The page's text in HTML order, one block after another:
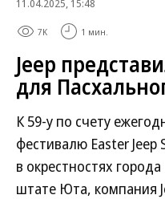
11.04.2025, 15:48
7K 1 мин.
Jeep
для
К 59-у по счету
фестивалю Easter
в окрестностях
штате Юта, компания